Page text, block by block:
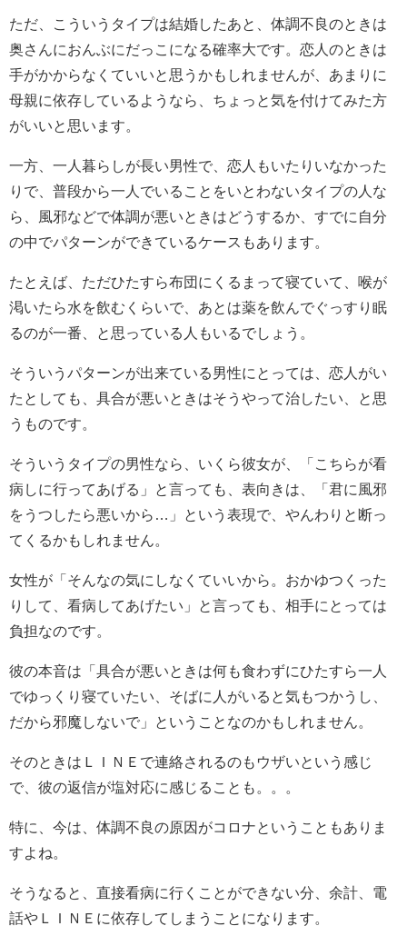
ただ、こういうタイプは結婚したあと、体調不良のときは
奥さんにおんぶにだっこになる確率大です。恋人のときは
手がかからなくていいと思うかもしれませんが、あまりに
母親に依存しているようなら、ちょっと気を付けてみた方
がいいと思います。
一方、一人暮らしが長い男性で、恋人もいたりいなかった
りで、普段から一人でいることをいとわないタイプの人な
ら、風邪などで体調が悪いときはどうするか、すでに自分
の中でパターンができているケースもあります。
たとえば、ただひたすら布団にくるまって寝ていて、喉が
渇いたら水を飲むくらいで、あとは薬を飲んでぐっすり眠
るのが一番、と思っている人もいるでしょう。
そういうパターンが出来ている男性にとっては、恋人がい
たとしても、具合が悪いときはそうやって治したい、と思
うものです。
そういうタイプの男性なら、いくら彼女が、「こちらが看
病しに行ってあげる」と言っても、表向きは、「君に風邪
をうつしたら悪いから…」という表現で、やんわりと断っ
てくるかもしれません。
女性が「そんなの気にしなくていいから。おかゆつくった
りして、看病してあげたい」と言っても、相手にとっては
負担なのです。
彼の本音は「具合が悪いときは何も食わずにひたすら一人
でゆっくり寝ていたい、そばに人がいると気もつかうし、
だから邪魔しないで」ということなのかもしれません。
そのときはＬＩＮＥで連絡されるのもウザいという感じ
で、彼の返信が塩対応に感じることも。。。
特に、今は、体調不良の原因がコロナということもありま
すよね。
そうなると、直接看病に行くことができない分、余計、電
話やＬＩＮＥに依存してしまうことになります。